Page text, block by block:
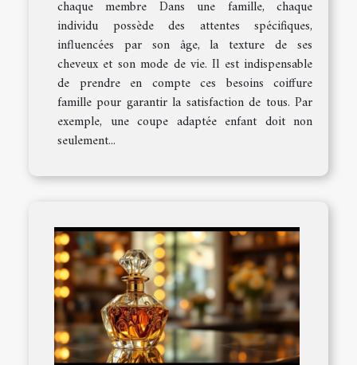
chaque membre Dans une famille, chaque
individu possède des attentes spécifiques,
influencées par son âge, la texture de ses
cheveux et son mode de vie. Il est indispensable
de prendre en compte ces besoins coiffure
famille pour garantir la satisfaction de tous. Par
exemple, une coupe adaptée enfant doit non
seulement...